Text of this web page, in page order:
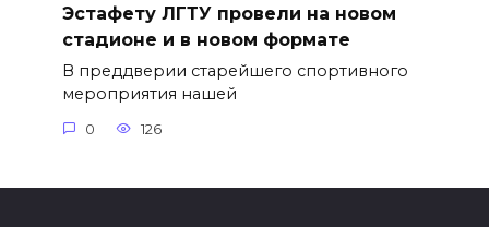
Эстафету ЛГТУ провели на новом
стадионе и в новом формате
В преддверии старейшего спортивного
мероприятия нашей
0 126